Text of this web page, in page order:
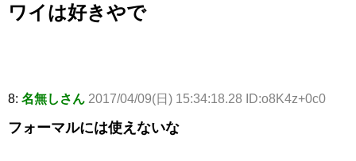
ワイは好きやで
8: 名無しさん 2017/04/09(日) 15:34:18.28 ID:o8K4z+0c0
フォーマルには使えないな